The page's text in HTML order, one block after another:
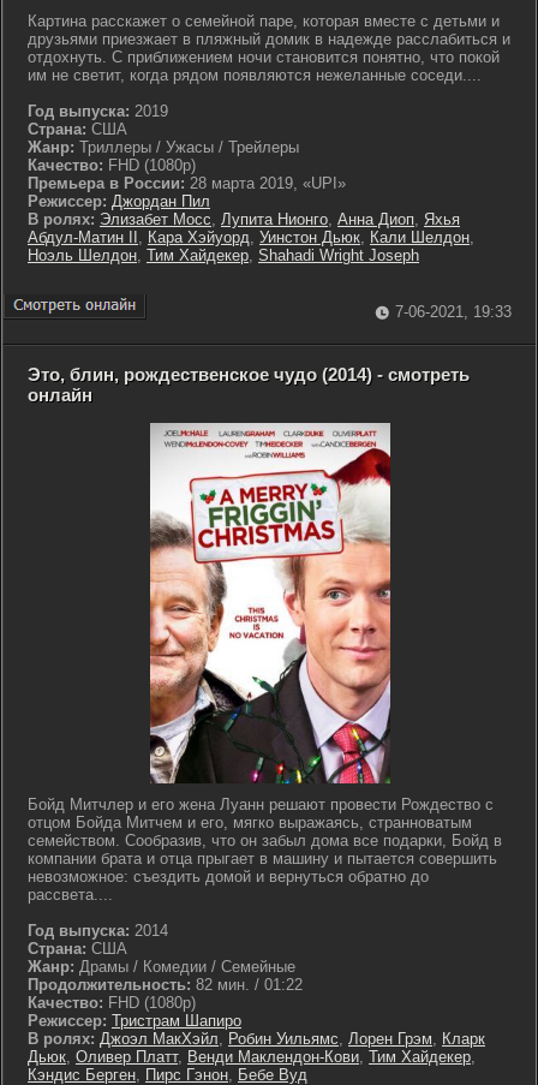
Картина расскажет о семейной паре, которая вместе с детьми и
друзьями приезжает в пляжный домик в надежде расслабиться и
отдохнуть. С приближением ночи становится понятно, что покой
им не светит, когда рядом появляются нежеланные соседи....
Год выпуска: 2019
Страна: США
Жанр: Триллеры / Ужасы / Трейлеры
Качество: FHD (1080p)
Премьера в России: 28 марта 2019, «UPI»
Режиссер: Джордан Пил
В ролях: Элизабет Мосс, Лупита Нионго, Анна Диоп, Яхья
Абдул-Матин II , Кара Хэйуорд, Уинстон Дьюк, Кали Шелдон,
Ноэль Шелдон, Тим Хайдекер, Shahadi Wright Joseph
7-06-2021, 19:33
Это, блин, рождественское чудо (2014) - смотреть
онлайн
Бойд Митчлер и его жена Луанн решают провести Рождество с
отцом Бойда Митчем и его, мягко выражаясь, странноватым
семейством. Сообразив, что он забыл дома все подарки, Бойд в
компании брата и отца прыгает в машину и пытается совершить
невозможное: съездить домой и вернуться обратно до
рассвета....
Год выпуска: 2014
Страна: США
Жанр: Драмы / Комедии / Семейные
Продолжительность: 82 мин. / 01:22
Качество: FHD (1080p)
Режиссер: Тристрам Шапиро
В ролях: Джоэл МакХэйл, Робин Уильямс, Лорен Грэм, Кларк
Дьюк, Оливер Платт, Венди Маклендон-Кови, Тим Хайдекер,
Кэндис Берген, Пирс Гэнон, Бебе Вуд